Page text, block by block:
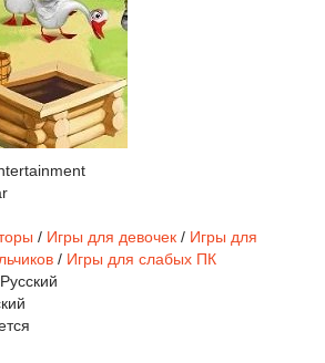
/ Игры для девочек / Игры для
/ Игры для слабых ПК
Русский